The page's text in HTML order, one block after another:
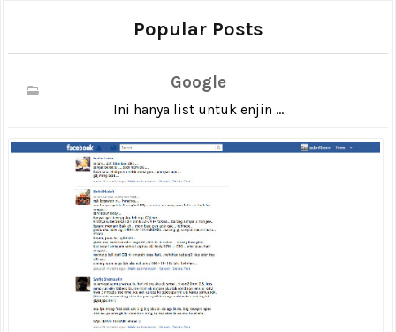
Popular Posts
Google
Ini hanya list untuk enjin ...